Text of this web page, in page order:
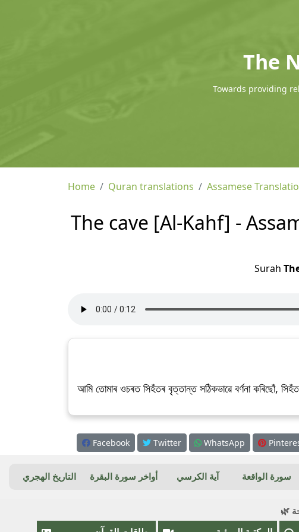
The
Towards providing
Home Quran translations Assamese
The cave [Al-Kahf] -
Surah
আমি তোমাৰ ওচৰত সিহঁতৰ বৃত্তান্ত সঠিকভাৱে বৰ্ণনা কৰিছোঁ,
Facebook Twitter WhatsApp
سورة الواقعة آية الكرسي أواخر سورة البقرة التاريخ الهجري
🌿